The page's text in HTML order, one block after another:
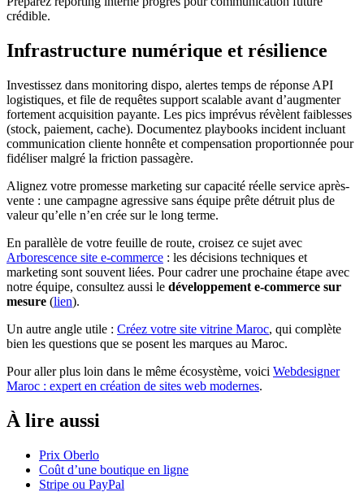
crédible.
Infrastructure numérique et résilience
Investissez dans monitoring dispo, alertes temps de réponse API
logistiques, et file de requêtes support scalable avant d’augmenter
fortement acquisition payante. Les pics imprévus révèlent faiblesses
(stock, paiement, cache). Documentez playbooks incident incluant
communication cliente honnête et compensation proportionnée pour
fidéliser malgré la friction passagère.
Alignez votre promesse marketing sur capacité réelle service après-
vente : une campagne agressive sans équipe prête détruit plus de
valeur qu’elle n’en crée sur le long terme.
En parallèle de votre feuille de route, croisez ce sujet avec
Arborescence site e-commerce : les décisions techniques et
marketing sont souvent liées. Pour cadrer une prochaine étape avec
notre équipe, consultez aussi le développement e-commerce sur
mesure (lien).
Un autre angle utile : Créez votre site vitrine Maroc, qui complète
bien les questions que se posent les marques au Maroc.
Pour aller plus loin dans le même écosystème, voici Webdesigner
Maroc : expert en création de sites web modernes.
À lire aussi
Prix Oberlo
Coût d’une boutique en ligne
Stripe ou PayPal